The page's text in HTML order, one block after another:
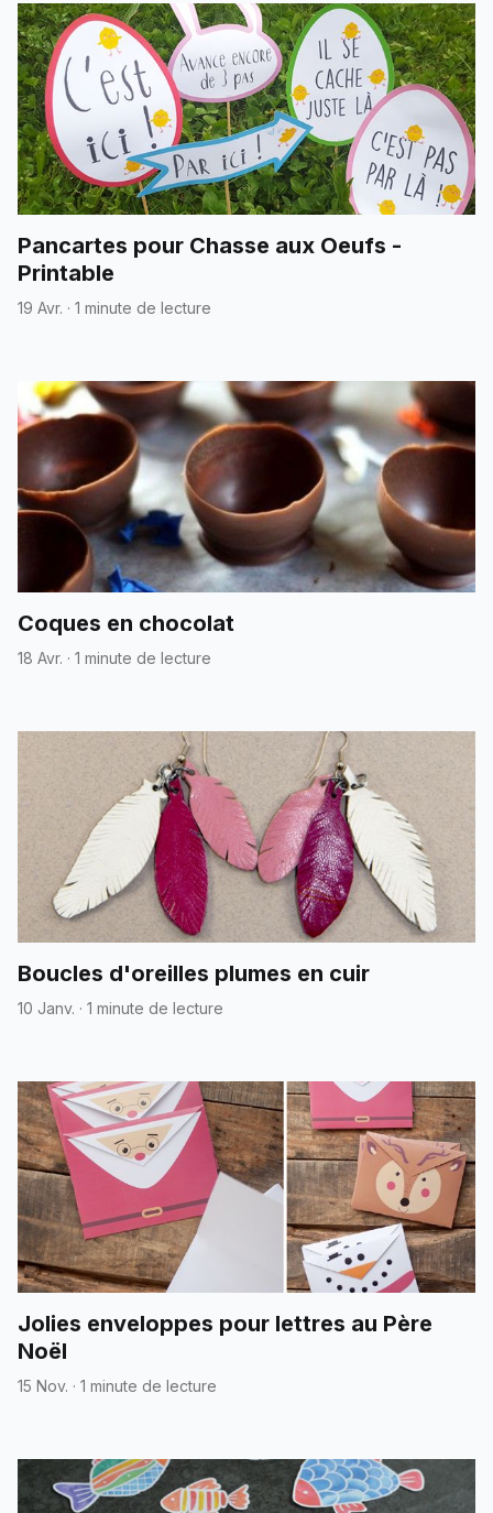
Pancartes pour Chasse aux Oeufs -
Printable
19 Avr. · 1 minute de lecture
Coques en chocolat
18 Avr. · 1 minute de lecture
Boucles d'oreilles plumes en cuir
10 Janv. · 1 minute de lecture
Jolies enveloppes pour lettres au Père
Noël
15 Nov. · 1 minute de lecture